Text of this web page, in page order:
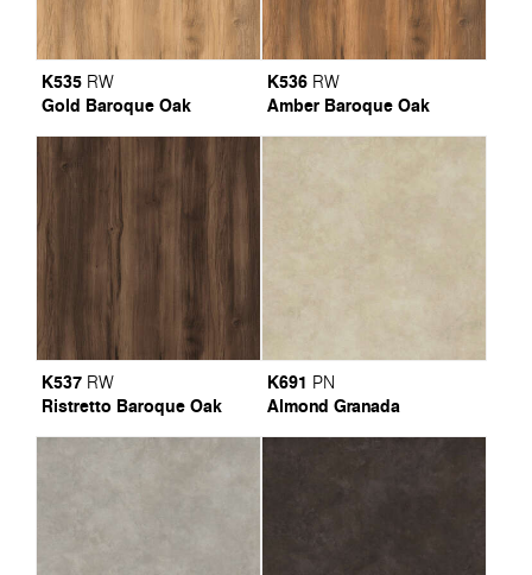
K535 RW
Gold Baroque Oak
K536 RW
Amber Baroque Oak
K537 RW
Ristretto Baroque Oak
K691 PN
Almond Granada